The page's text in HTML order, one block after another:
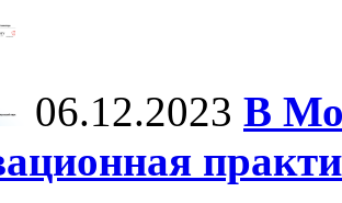
06.12.2023 В